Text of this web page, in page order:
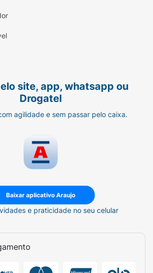
site, app, whatsapp ou
Drogatel
agilidade e sem passar pelo caixa.
Baixar aplicativo Araujo
e praticidade no seu celular